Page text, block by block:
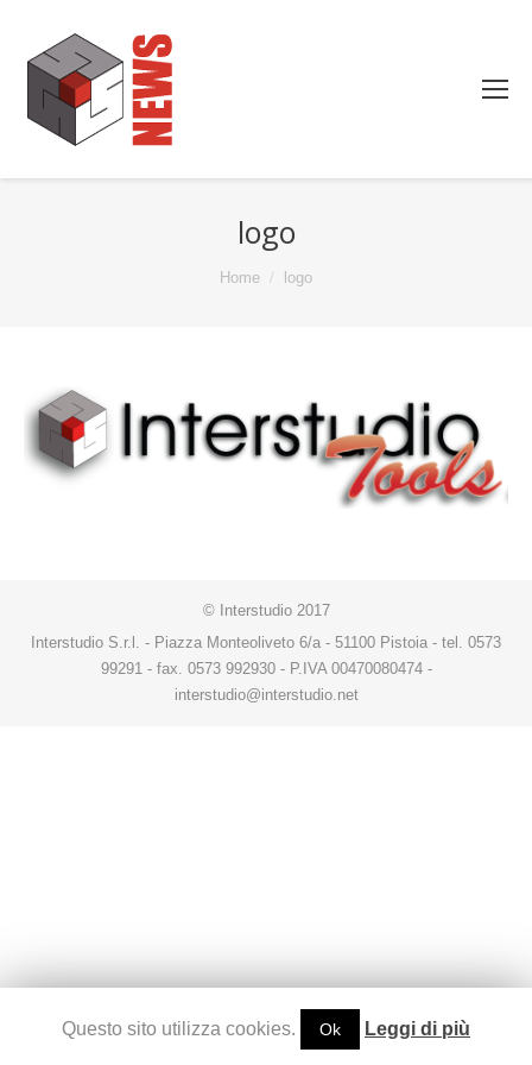
logo
Home logo
© Interstudio 2017
Interstudio S.r.l. - Piazza Monteoliveto 6/a - 51100 Pistoia - tel. 0573
99291 - fax. 0573 992930 - P.IVA 00470080474 -
interstudio@interstudio.net
Questo sito utilizza cookies. Ok Leggi di più